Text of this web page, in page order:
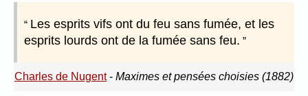
Les esprits vifs ont du feu sans fumée, et les
esprits lourds ont de la fumée sans feu.
Charles de Nugent- Maximes et pensées choisies (1882)